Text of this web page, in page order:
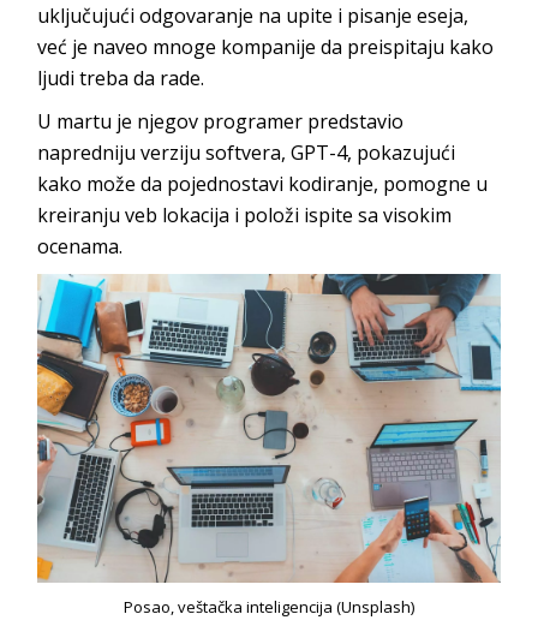
uključujući odgovaranje na upite i pisanje eseja,
već je naveo mnoge kompanije da preispitaju kako
ljudi treba da rade.
U martu je njegov programer predstavio
napredniju verziju softvera, GPT-4, pokazujući
kako može da pojednostavi kodiranje, pomogne u
kreiranju veb lokacija i položi ispite sa visokim
ocenama.
Posao, veštačka inteligencija (Unsplash)